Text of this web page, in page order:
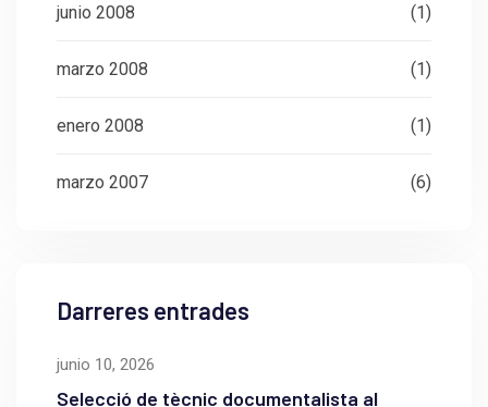
junio 2008 (1)
marzo 2008 (1)
enero 2008 (1)
marzo 2007 (6)
Darreres entrades
junio 10, 2026
Selecció de tècnic documentalista al